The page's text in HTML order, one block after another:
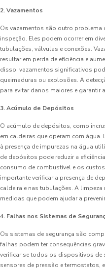
2. Vazamentos
Os vazamentos são outro problema
inspeção. Eles podem ocorrer em
tubulações, válvulas e conexões.
resultar em perda de eficiência e
disso, vazamentos significativos
queimaduras ou explosões. A
para evitar danos maiores e garantir
3. Acúmulo de Depósitos
O acúmulo de depósitos, como
em caldeiras que operam com
à presença de impurezas na água
de depósitos pode reduzir a
consumo de combustível e os
importante verificar a presença de
caldeira e nas tubulações. A
medidas que podem ajudar a
4. Falhas nos Sistemas de
Os sistemas de segurança são
falhas podem ter consequências
verificar se todos os dispositivos de
sensores de pressão e termostatos,